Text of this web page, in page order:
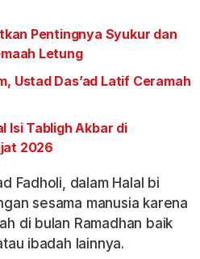
Pentingnya Syukur dan
Letung
Ustad Das’ad Latif Ceramah
Isi Tabligh Akbar di
2026
Fadholi, dalam Halal bi
sesama manusia karena
di bulan Ramadhan baik
ibadah lainnya.